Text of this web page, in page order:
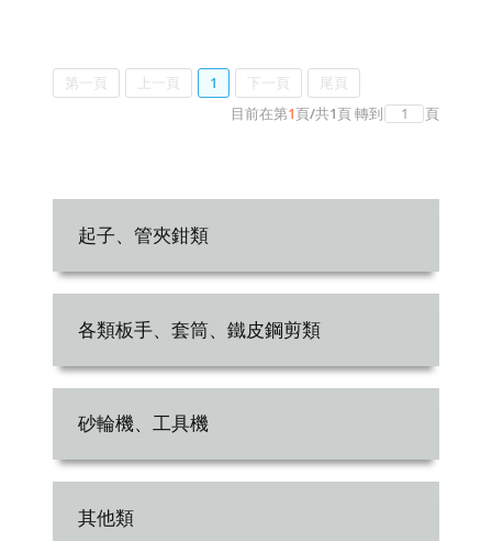
第一頁 上一頁 1 下一頁
尾頁
目前在第1頁/共1頁轉到 頁
起子、管夾鉗類
各類板手、套筒、鐵皮鋼剪類
砂輪機、工具機
其他類